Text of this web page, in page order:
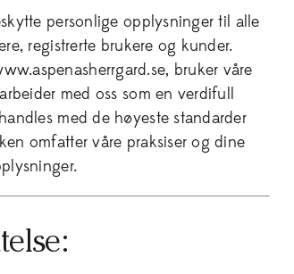
personlige opplysninger til alle
registrerte brukere og kunder.
bruker våre
med oss som en verdifull
med de høyeste standarder
omfatter våre praksiser og dine